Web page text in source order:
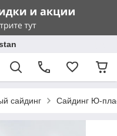
сайдинг Сайдинг Ю-